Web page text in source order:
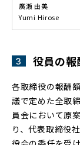
廣瀬 由美
Yumi Hirose
役員の
各取締役の報酬
議で定めた全取
員会において原
り、代表取締役